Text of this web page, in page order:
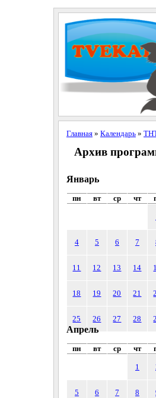
Главная» Календарь»
Архив
Январь
пн вт ср чт
4 5 6 7
11 12 13 14
18 19 20 21
25 26 27 28
Апрель
пн вт ср чт
1
5 6 7 8